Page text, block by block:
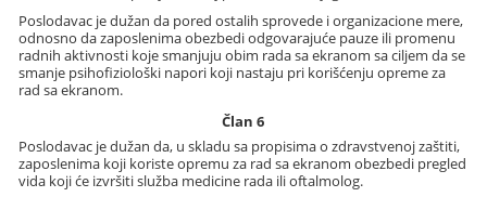
Poslodavac je dužan da pored ostalih sprovede i organizacione mere,
odnosno da zaposlenima obezbedi odgovarajuće pauze ili promenu
radnih aktivnosti koje smanjuju obim rada sa ekranom sa ciljem da se
smanje psihofiziološki napori koji nastaju pri korišćenju opreme za
rad sa ekranom.
Član 6
Poslodavac je dužan da, u skladu sa propisima o zdravstvenoj zaštiti,
zaposlenima koji koriste opremu za rad sa ekranom obezbedi pregled
vida koji će izvršiti služba medicine rada ili oftalmolog.